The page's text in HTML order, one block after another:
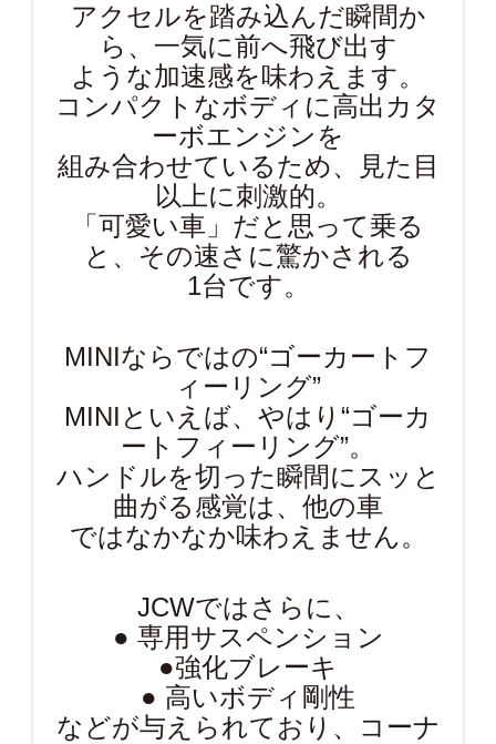
アクセルを踏み込んだ瞬間か
ら、一気に前へ飛び出す
ような加速感を味わえます。
コンパクトなボディに高出カタ
ーボエンジンを
組み合わせているため、見た目
以上に刺激的。
「可愛い車」だと思って乗る
と、その速さに驚かされる
1台です。
MINIならではの“ゴーカートフ
ィーリング”
MINIといえば、やはり“ゴーカ
ートフィーリング”。
ハンドルを切った瞬間にスッと
曲がる感覚は、他の車
ではなかなか味わえません。
JCWではさらに、
● 専用サスペンション
●強化ブレーキ
● 高いボディ剛性
などが与えられており、コーナ